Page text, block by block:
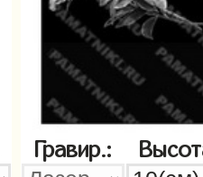
Гравир.: